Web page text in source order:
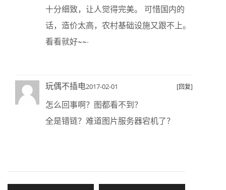
十分细致，让人觉得完美。 可惜国内的
话，造价太高，农村基础设施又跟不上。
看看就好~~·
玩偶不插电2017-02-01 [回复]
怎么回事啊？图都看不到？
全是错链？难道图片服务器宕机了？